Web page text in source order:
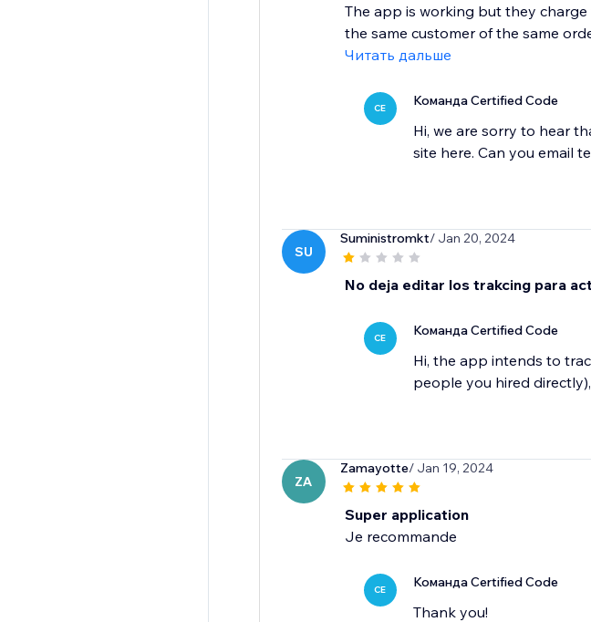
The app is working but they charge
the same customer of the same
Читать дальше
CE Команда Certified Code
Hi, we are sorry to hear
site here. Can you email
SU
Suministromkt/ Jan 20, 2024
No deja editar los trakcing para
CE Команда Certified Code
Hi, the app intends to
people you hired
ZA
Zamayotte/ Jan 19, 2024
Super application
Je recommande
CE Команда Certified Code
Thank you!